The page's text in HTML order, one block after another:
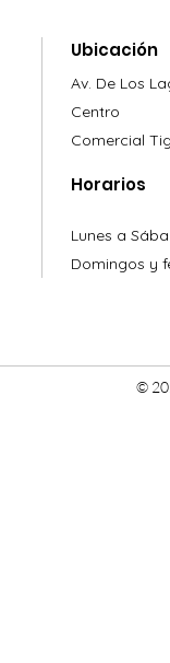
Ubicación
Av. De Los
Centro
Comercial
Horarios
Lunes a
Domingos y
©